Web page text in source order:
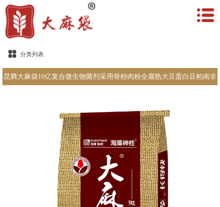
分类列表
昆腾大麻袋10亿复合微生物菌剂采用骨粉肉粉全腐熟大豆蛋白豆粕南非
有效改良土壤抗病增产